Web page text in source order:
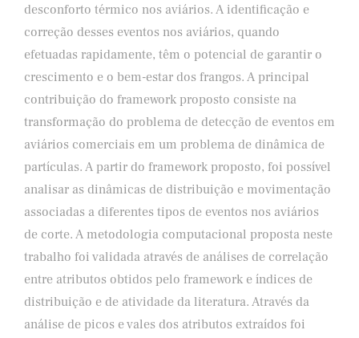
desconforto térmico nos aviários. A identificação e
correção desses eventos nos aviários, quando
efetuadas rapidamente, têm o potencial de garantir o
crescimento e o bem-estar dos frangos. A principal
contribuição do framework proposto consiste na
transformação do problema de detecção de eventos em
aviários comerciais em um problema de dinâmica de
partículas. A partir do framework proposto, foi possível
analisar as dinâmicas de distribuição e movimentação
associadas a diferentes tipos de eventos nos aviários
de corte. A metodologia computacional proposta neste
trabalho foi validada através de análises de correlação
entre atributos obtidos pelo framework e índices de
distribuição e de atividade da literatura. Através da
análise de picos e vales dos atributos extraídos foi